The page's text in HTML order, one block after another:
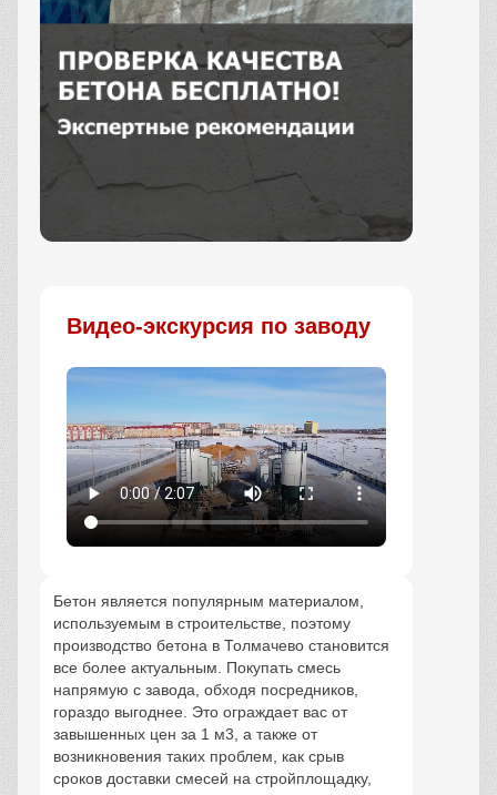
Видео-экскурсия по заводу
Бетон является популярным материалом,
используемым в строительстве, поэтому
производство бетона в Толмачево становится
все более актуальным. Покупать смесь
напрямую с завода, обходя посредников,
гораздо выгоднее. Это ограждает вас от
завышенных цен за 1 м3, а также от
возникновения таких проблем, как срыв
сроков доставки смесей на стройплощадку,